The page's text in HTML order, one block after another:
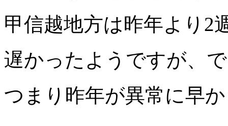
甲信越地方は昨年より2
遅かったようですが、
つまり昨年が異常に早